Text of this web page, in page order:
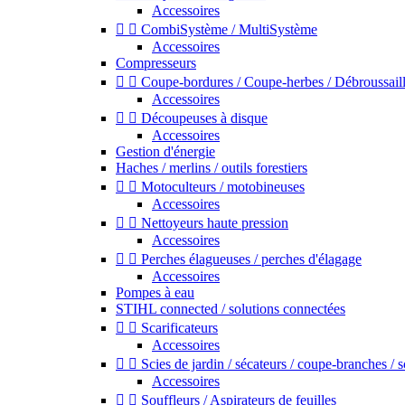
Accessoires
  CombiSystème / MultiSystème
Accessoires
Compresseurs
  Coupe-bordures / Coupe-herbes /
Accessoires
  Découpeuses à disque
Accessoires
Gestion d'énergie
Haches / merlins / outils forestiers
  Motoculteurs / motobineuses
Accessoires
  Nettoyeurs haute pression
Accessoires
  Perches élagueuses / perches d'élagage
Accessoires
Pompes à eau
STIHL connected / solutions connectées
  Scarificateurs
Accessoires
  Scies de jardin / sécateurs / coupe-branches /
Accessoires
  Souffleurs / Aspirateurs de feuilles